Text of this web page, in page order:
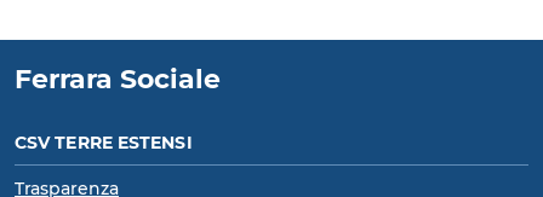
Ferrara Sociale
CSV TERRE ESTENSI
Trasparenza